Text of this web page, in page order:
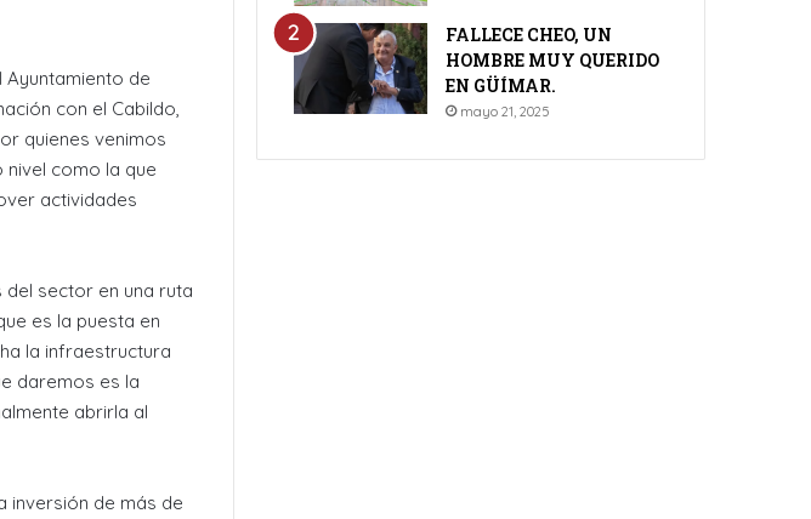
de
con el Cabildo,
quienes venimos
como la que
actividades
sector en una ruta
es la puesta en
la infraestructura
daremos es la
abrirla al
inversión de más de
FALLECE CHEO, UN
HOMBRE MUY QUERIDO
EN GÜÍMAR.
mayo 21, 2025